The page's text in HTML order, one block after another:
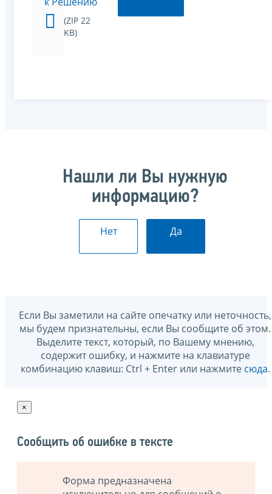
(ZIP 22
KB)
Нашли ли Вы нужную
информацию?
Нет Да
Если Вы заметили на сайте опечатку или неточность,
мы будем признательны, если Вы сообщите об этом.
Выделите текст, который, по Вашему мнению,
содержит ошибку, и нажмите на клавиатуре
комбинацию клавиш: Ctrl + Enter или нажмите сюда.
×
Сообщить об ошибке в тексте
Форма предназначена